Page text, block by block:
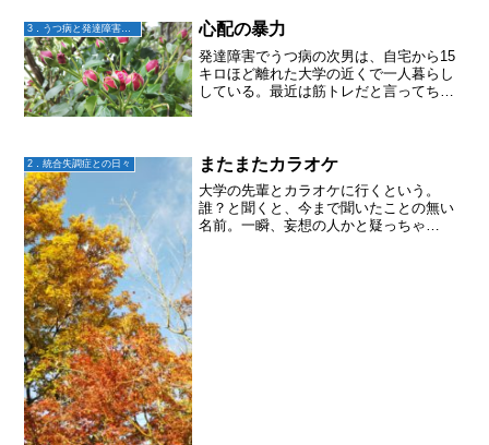
んだか幸せな気...
3．うつ病と発達障害との日々 心配の暴力
発達障害でうつ病の次男は、自宅から15
キロほど離れた大学の近くで一人暮らし
している。最近は筋トレだと言ってちょ
りの車の中で聞いてみ...
2．統合失調症との日々 またまたカラオケ
大学の先輩とカラオケに行くという。
誰？と聞くと、今まで聞いたことの無い
名前。一瞬、妄想の人かと疑っちゃ